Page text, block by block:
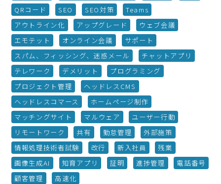
QRコード
SEO SEO対策
Teams
アウトライン化
アップグレード
ウェブ会議
エモテット
オンライン会議
サポート
スパム、フィッシング、迷惑メール
チャットアプリ
テレワーク
デメリット
プログラミング
プロジェクト管理
ヘッドレスCMS
ヘッドレスコマース
ホームページ制作
マッチングサイト
マルウェア
ユーザー行動
リモートワーク
共有 勤怠管理
外部施策
情報処理技術者試験
改行 新入社員
残業
画像生成AI
知育アプリ 証明 進捗管理
電話番号
顧客管理
高速化